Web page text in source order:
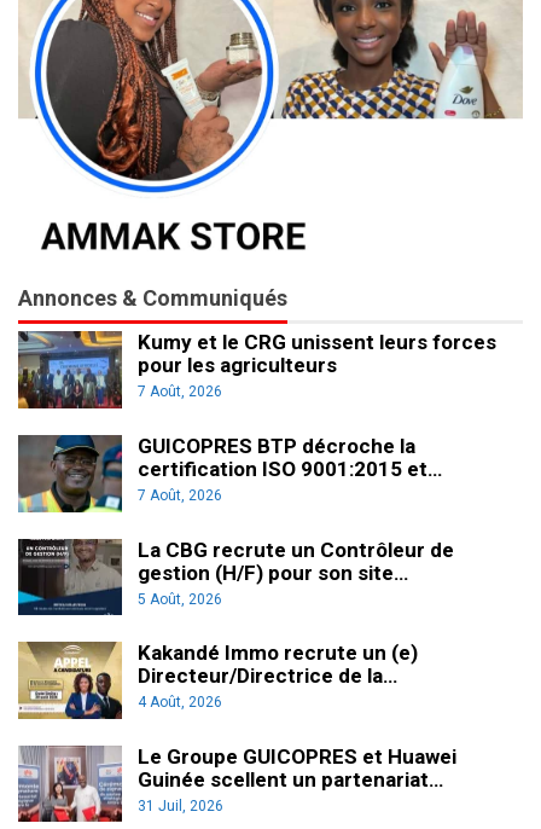
Annonces & Communiqués
Kumy et le CRG unissent leurs forces
pour les agriculteurs
7 Août, 2026
GUICOPRES BTP décroche la
certification ISO 9001:2015 et…
7 Août, 2026
La CBG recrute un Contrôleur de
gestion (H/F) pour son site…
5 Août, 2026
Kakandé Immo recrute un (e)
Directeur/Directrice de la…
4 Août, 2026
Le Groupe GUICOPRES et Huawei
Guinée scellent un partenariat…
31 Juil, 2026